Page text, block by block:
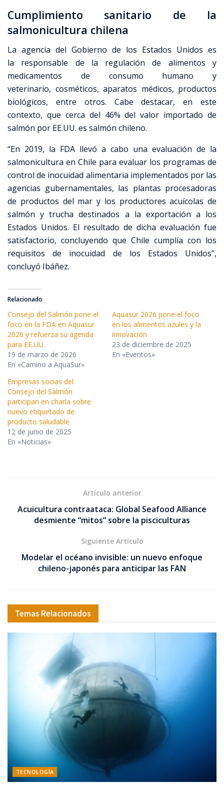
Cumplimiento sanitario de la
salmonicultura chilena
La agencia del Gobierno de los Estados Unidos es
la responsable de la regulación de alimentos y
medicamentos de consumo humano y
veterinario, cosméticos, aparatos médicos, productos
biológicos, entre otros. Cabe destacar, en este
contexto, que cerca del 46% del valor importado de
salmón por EE.UU. es salmón chileno.
“En 2019, la FDA llevó a cabo una evaluación de la
salmonicultura en Chile para evaluar los programas de
control de inocuidad alimentaria implementados por las
agencias gubernamentales, las plantas procesadoras
de productos del mar y los productores acuícolas de
salmón y trucha destinados a la exportación a los
Estados Unidos. El resultado de dicha evaluación fue
satisfactorio, concluyendo que Chile cumplía con los
requisitos de inocuidad de los Estados Unidos”,
concluyó Ibáñez.
Relacionado
Consejo del Salmón pone el
foco en la FDA en Aquasur
2026 y refuerza su agenda
para EE.UU.
19 de marzo de 2026
En «Camino a AquaSur»
Aquasur 2026 pone el foco
en los alimentos azules y la
innovación
23 de diciembre de 2025
En «Eventos»
Empresas socias del
Consejo del Salmón
participan en charla sobre
nuevo etiquetado de
producto saludable
12 de junio de 2025
En «Noticias»
Artículo anterior
Acuicultura contraataca: Global Seafood Alliance
desmiente “mitos” sobre la pisciculturas
Siguiente Artículo
Modelar el océano invisible: un nuevo enfoque
chileno-japonés para anticipar las FAN
Temas Relacionados
TECNOLOGÍA